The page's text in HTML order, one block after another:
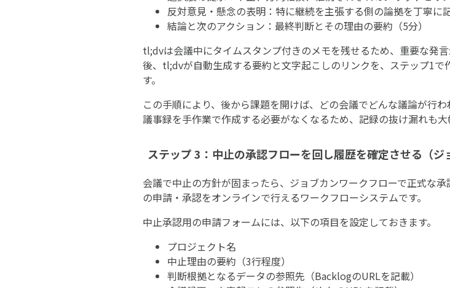
反対意見・懸念の表明：特に継続を主張する側の論拠を丁寧に
結論と次のアクション：最終判断とその理由の要約（5分）
tl;dvは会議中にタイムスタンプ付きのメモを残せるため、重要な発
後、tl;dvが自動生成する要約と文字起こしのリンクを、ステップ1
す。
この手順により、後から課題を開けば、どの会議でどんな議論が行
議事録を手作業で作成する必要がなくなるため、記録の抜け漏れも大
ステップ 3：中止の承認フローを回し履歴を確定させる（ジ
会議で中止の方針が固まったら、ジョブカンワークフローで正式な
の申請・承認をオンラインで行えるワークフローシステムです。
中止承認用の申請フォームには、以下の項目を設定しておきます。
プロジェクト名
中止理由の要約（3行程度）
判断根拠となるデータの参照先（BacklogのURLを記載）